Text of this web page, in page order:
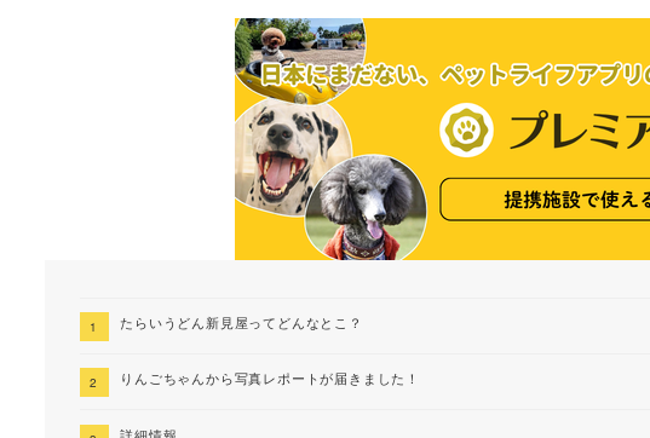
たらいうどん新見屋ってどんなとこ？
りんごちゃんから写真レポートが届きました！
詳細情報